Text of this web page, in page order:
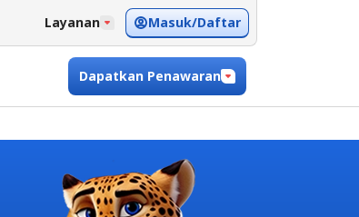
Layanan Masuk/Daftar
Dapatkan Penawaran